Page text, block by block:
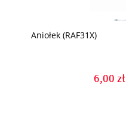
Aniołek (RAF31X)
6,00 zł